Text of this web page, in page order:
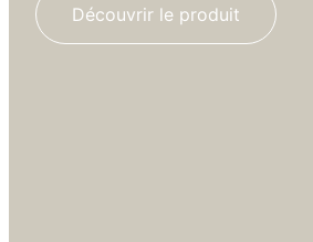
Découvrir le produit